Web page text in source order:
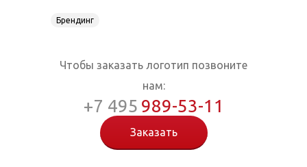
Брендинг
Чтобы заказать логотип позвоните
нам:
+7 495 989-53-11
Заказать